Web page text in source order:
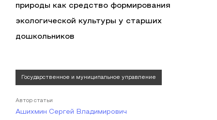
природы как средство формирования
экологической культуры у старших
дошкольников
Государственное и муниципальное управление
Автор статьи
Ашихмин Сергей Владимирович